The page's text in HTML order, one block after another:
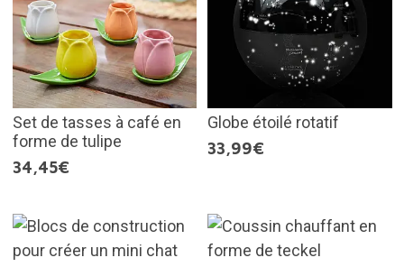
Set de tasses à café en
forme de tulipe
34,45€
Globe étoilé rotatif
33,99€